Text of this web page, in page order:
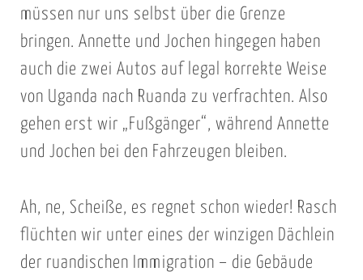
müssen nur uns selbst über die Grenze
bringen. Annette und Jochen hingegen haben
auch die zwei Autos auf legal korrekte Weise
von Uganda nach Ruanda zu verfrachten. Also
gehen erst wir „Fußgänger“, während Annette
und Jochen bei den Fahrzeugen bleiben.
Ah, ne, Scheiße, es regnet schon wieder! Rasch
flüchten wir unter eines der winzigen Dächlein
der ruandischen Immigration – die Gebäude